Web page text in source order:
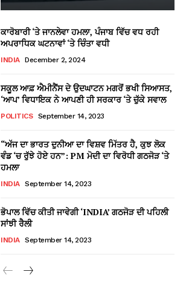
ਕਾਰੋਬਾਰੀ ‘ਤੇ ਜਾਨਲੇਵਾ ਹਮਲਾ, ਪੰਜਾਬ ਵਿੱਚ ਵਧ ਰਹੀ
ਅਪਰਾਧਿਕ ਘਟਨਾਵਾਂ ‘ਤੇ ਚਿੰਤਾ ਵਧੀ
INDIA December 2, 2024
ਸਕੂਲ ਆਫ਼ ਐਮੀਨੈਂਸ ਦੇ ਉਦਘਾਟਨ ਮਗਰੋਂ ਭਖੀ ਸਿਆਸਤ,
‘ਆਪ’ ਵਿਧਾਇਕ ਨੇ ਆਪਣੀ ਹੀ ਸਰਕਾਰ ‘ਤੇ ਚੁੱਕੇ ਸਵਾਲ
POLITICS September 14, 2023
“ਅੱਜ ਦਾ ਭਾਰਤ ਦੁਨੀਆ ਦਾ ਵਿਸ਼ਵ ਮਿੱਤਰ ਹੈ, ਕੁਝ ਲੋਕ
ਵੰਡ ‘ਚ ਰੁੱਝੇ ਹੋਏ ਹਨ”: PM ਮੋਦੀ ਦਾ ਵਿਰੋਧੀ ਗਠਜੋੜ ‘ਤੇ
ਹਮਲਾ
INDIA September 14, 2023
ਭੋਪਾਲ ਵਿੱਚ ਕੀਤੀ ਜਾਵੇਗੀ ‘INDIA’ ਗਠਜੋੜ ਦੀ ਪਹਿਲੀ
ਸਾਂਝੀ ਰੈਲੀ
INDIA September 14, 2023